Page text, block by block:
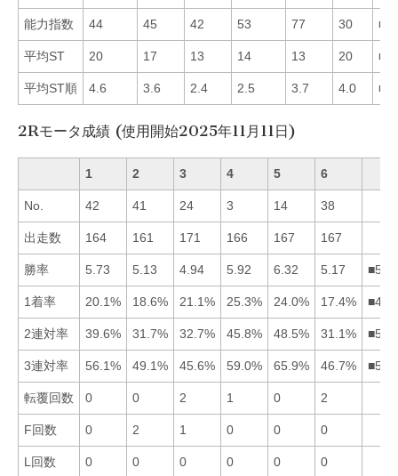
能力指数 44 45 42 53 77 30
平均ST 20 17 13 14 13 20
平均ST順 4.6 3.6 2.4 2.5 3.7 4.0
2Rモータ成績 (使用開始2025年11月11日)
1 2 3 4 5 6
No. 42 41 24 3 14 38
出走数 164 161 171 166 167 167
勝率 5.73 5.13 4.94 5.92 6.32 5.17
1着率 20.1% 18.6% 21.1% 25.3% 24.0% 17.4%
2連対率 39.6% 31.7% 32.7% 45.8% 48.5% 31.1%
3連対率 56.1% 49.1% 45.6% 59.0% 65.9% 46.7%
転覆回数 0 0 2 1 0 2
F回数 0 2 1 0 0 0
L回数 0 0 0 0 0 0